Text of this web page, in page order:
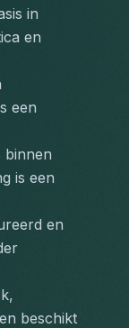
in
en
een
binnen
is een
en
beschikt